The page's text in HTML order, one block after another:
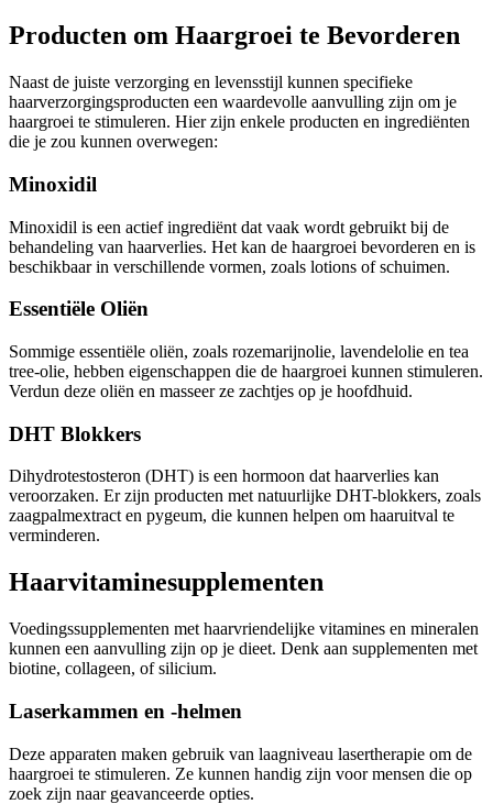
Producten om Haargroei te Bevorderen
Naast de juiste verzorging en levensstijl kunnen specifieke
haarverzorgingsproducten een waardevolle aanvulling zijn om je
haargroei te stimuleren. Hier zijn enkele producten en ingrediënten
die je zou kunnen overwegen:
Minoxidil
Minoxidil is een actief ingrediënt dat vaak wordt gebruikt bij de
behandeling van haarverlies. Het kan de haargroei bevorderen en is
beschikbaar in verschillende vormen, zoals lotions of schuimen.
Essentiële Oliën
Sommige essentiële oliën, zoals rozemarijnolie, lavendelolie en tea
tree-olie, hebben eigenschappen die de haargroei kunnen stimuleren.
Verdun deze oliën en masseer ze zachtjes op je hoofdhuid.
DHT Blokkers
Dihydrotestosteron (DHT) is een hormoon dat haarverlies kan
veroorzaken. Er zijn producten met natuurlijke DHT-blokkers, zoals
zaagpalmextract en pygeum, die kunnen helpen om haaruitval te
verminderen.
Haarvitaminesupplementen
Voedingssupplementen met haarvriendelijke vitamines en mineralen
kunnen een aanvulling zijn op je dieet. Denk aan supplementen met
biotine, collageen, of silicium.
Laserkammen en -helmen
Deze apparaten maken gebruik van laagniveau lasertherapie om de
haargroei te stimuleren. Ze kunnen handig zijn voor mensen die op
zoek zijn naar geavanceerde opties.